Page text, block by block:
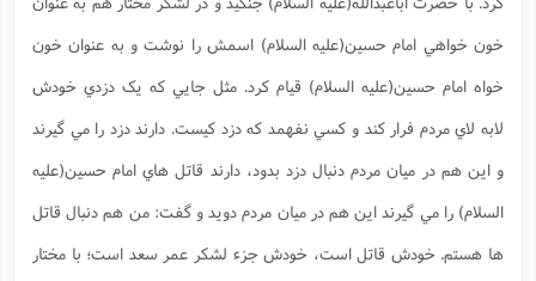
خون خواهي امام حسين(علیه السلام) اسمش را نوشت و به عنوان خون
خواه امام حسين(علیه السلام) قيام کرد. مثل جايي که يک دزدي خودش
لابه لاي مردم فرار کند و کسي نفهمد که دزد کيست. دارند دزد را مي گيرند
و اين هم در ميان مردم دنبال دزد بدود، دارند قاتل هاي امام حسين(علیه
السلام) را مي گيرند اين هم در ميان مردم دويد و گفت: من هم دنبال قاتل
ها هستم. خودش قاتل است، خودش جزء لشکر عمر سعد است؛ با مختار